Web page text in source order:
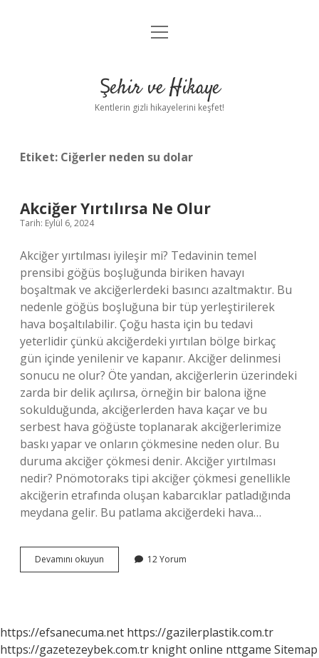
Anasayfa
Yasal Uyarı
menüyü
Şehir ve Hikaye
Kentlerin gizli hikayelerini keşfet!
Etiket: Ciğerler neden su dolar
Akciğer Yırtılırsa Ne Olur
Tarih: Eylül 6, 2024
Akciğer yırtılması iyileşir mi? Tedavinin temel
prensibi göğüs boşluğunda biriken havayı
boşaltmak ve akciğerlerdeki basıncı azaltmaktır. Bu
nedenle göğüs boşluğuna bir tüp yerleştirilerek
hava boşaltılabilir. Çoğu hasta için bu tedavi
yeterlidir çünkü akciğerdeki yırtılan bölge birkaç
gün içinde yenilenir ve kapanır. Akciğer delinmesi
sonucu ne olur? Öte yandan, akciğerlerin üzerindeki
zarda bir delik açılırsa, örneğin bir balona iğne
sokulduğunda, akciğerlerden hava kaçar ve bu
serbest hava göğüste toplanarak akciğerlerimize
baskı yapar ve onların çökmesine neden olur. Bu
duruma akciğer çökmesi denir. Akciğer yırtılması
nedir? Pnömotoraks tipi akciğer çökmesi genellikle
akciğerin etrafında oluşan kabarcıklar patladığında
meydana gelir. Bu patlama akciğerdeki hava…
Devamını okuyun
Yırtılırsa
12 Yorum
https://efsanecuma.net https://gazilerplastik.com.tr
https://gazetezeybek.com.tr knight online nttgame Sitemap